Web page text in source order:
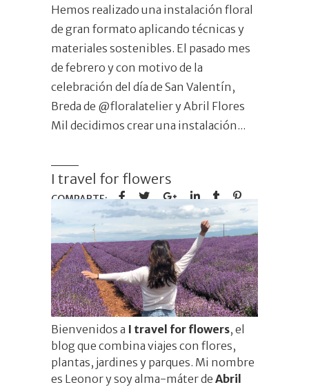
Hemos realizado una instalación floral
de gran formato aplicando técnicas y
materiales sostenibles. El pasado mes
de febrero y con motivo de la
celebración del día de San Valentín,
Breda de @floralatelier y Abril Flores
Mil decidimos crear una instalación
I travel for flowers
Bienvenidos a I travel for flowers, el
blog que combina viajes con flores,
plantas, jardines y parques. Mi nombre
es Leonory soy alma-máter de Abril